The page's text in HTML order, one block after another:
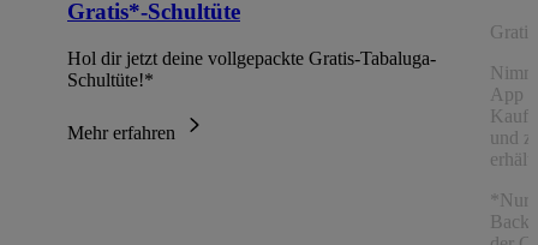
Gratis*-Schultüte
Hol dir jetzt deine vollgepackte Gratis-Tabaluga-
Schultüte!*
Mehr erfahren
App
und
*Nur